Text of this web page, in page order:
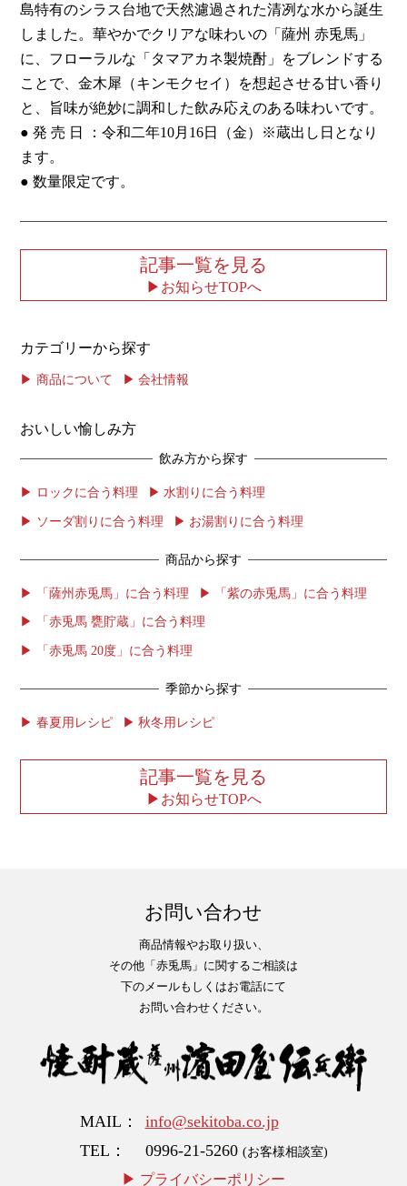
島特有のシラス台地で天然濾過された清冽な水から誕生
しました。華やかでクリアな味わいの「薩州 赤兎馬」
に、フローラルな「タマアカネ製焼酎」をブレンドする
ことで、金木犀（キンモクセイ）を想起させる甘い香り
と、旨味が絶妙に調和した飲み応えのある味わいです。
● 発 売 日 ：令和二年10月16日（金）※蔵出し日となり
ます。
● 数量限定です。
記事一覧を見る
お知らせTOPへ
カテゴリーから探す
商品について 会社情報
おいしい愉しみ方
飲み方から探す
ロックに合う料理 水割りに合う料理
ソーダ割りに合う料理 お湯割りに合う料理
商品から探す
「薩州赤兎馬」に合う料理 「紫の赤兎馬」に合う料理
「赤兎馬 甕貯蔵」に合う料理
「赤兎馬 20度」に合う料理
季節から探す
春夏用レシピ 秋冬用レシピ
記事一覧を見る
お知らせTOPへ
お問い合わせ
商品情報やお取り扱い、
その他「赤兎馬」に関するご相談は
下のメールもしくはお電話にて
お問い合わせください。
MAIL
info@sekitoba.co.jp
TEL
0996-21-5260 (お客様相談室)
プライバシーポリシー